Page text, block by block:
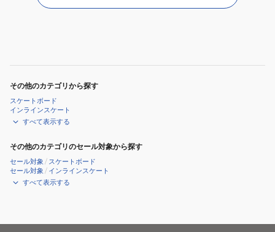
その他のカテゴリから探す
スケートボード
インラインスケート
すべて表示する
その他のカテゴリのセール対象から探す
セール対象 / スケートボード
セール対象 / インラインスケート
すべて表示する